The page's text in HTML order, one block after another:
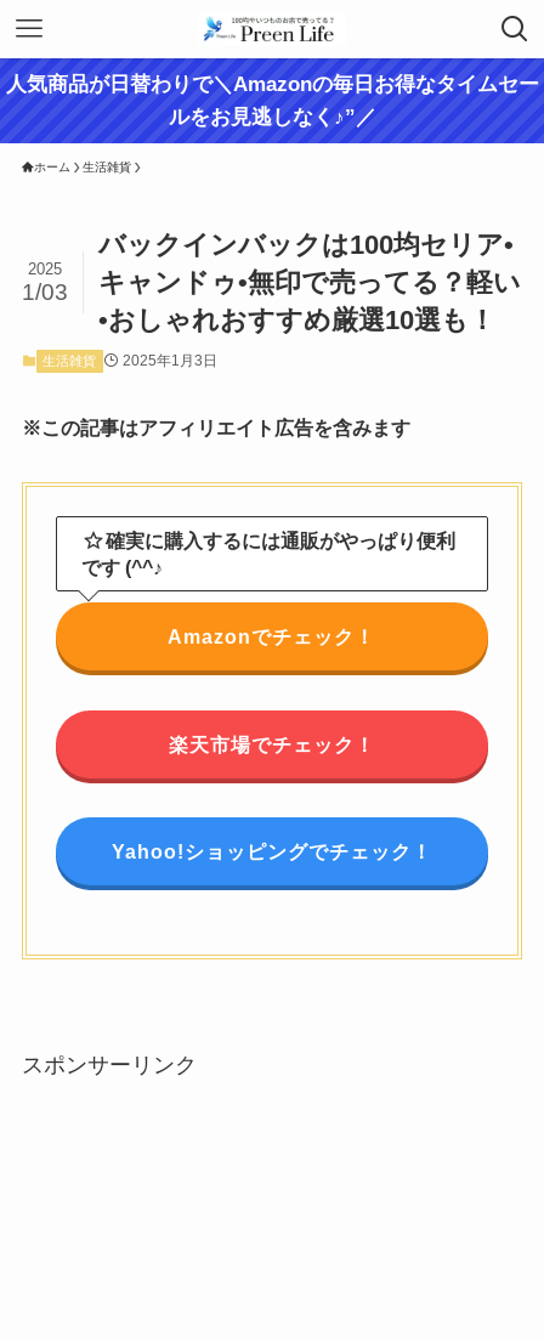
人気商品が日替わりで＼Amazonの毎日お得なタイムセー
ルをお見逃しなく♪”／
ホーム 生活雑貨
バックインバックは100均セリア•
キャンドゥ•無印で売ってる？軽い
•おしゃれおすすめ厳選10選も！
2025
1/03
生活雑貨 2025年1月3日
※この記事はアフィリエイト広告を含みます
確実に購入するには通販がやっぱり便利
です (^^♪
Amazonでチェック！
楽天市場でチェック！
Yahoo!ショッピングでチェック！
スポンサーリンク